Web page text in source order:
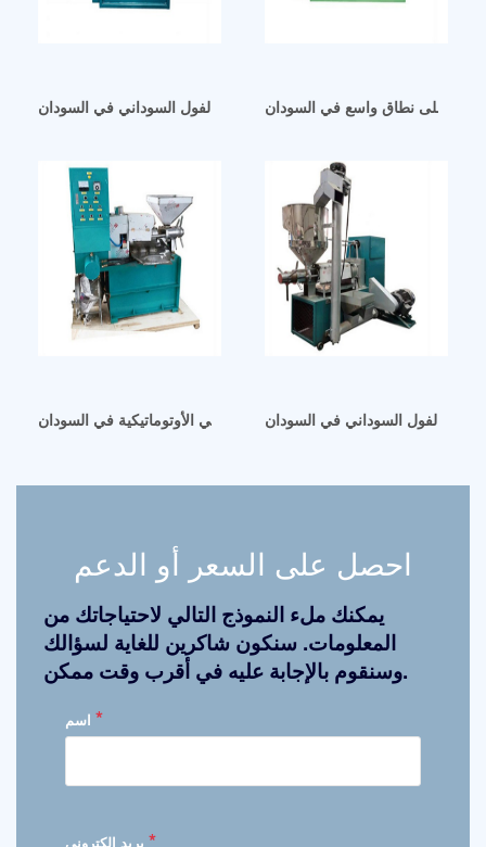
ماكينة تعبئة زيت الفول السوداني في السودانعلى نطاق واسع في السودان
السوداني / معصرة زيت الفول السوداني الأوتوماتيكية في السودان
زيت الفول السوداني في السودان
احصل على السعر أو الدعم
يمكنك ملء النموذج التالي لاحتياجاتك من
المعلومات. سنكون شاكرين للغاية لسؤالك
وسنقوم بالإجابة عليه في أقرب وقت ممكن.
*
*